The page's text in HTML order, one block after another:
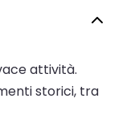
attività.
storici, tra